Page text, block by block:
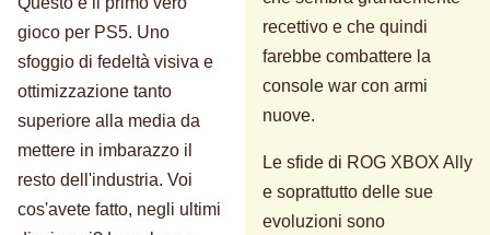
gioco per PS5. Uno
sfoggio di fedeltà visiva e
ottimizzazione tanto
superiore alla media da
mettere in imbarazzo il
resto dell'industria. Voi
cos'avete fatto, negli ultimi
recettivo e che quindi
farebbe combattere la
console war con armi
nuove.
Le sfide di ROG XBOX Ally
e soprattutto delle sue
evoluzioni sono